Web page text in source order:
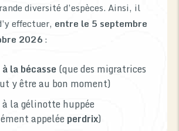
diversité d’espèces. Ainsi, il
effectuer, entre le 5 septembre
2026 :
à la bécasse(que des migratrices
y être au bon moment)
à la gélinotte huppée
appeléeperdrix)